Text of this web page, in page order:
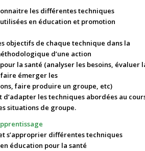
les différentes techniques
en éducation et promotion
objectifs de chaque technique dans la
d’une action
la santé (analyser les besoins, évaluer
émerger les
faire produire un groupe, etc)
d’adapter les techniques abordées au
situations de groupe.
s’approprier différentes techniques
éducation pour la santé